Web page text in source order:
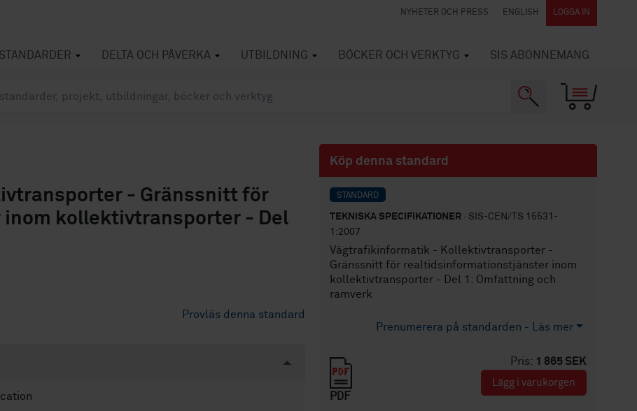
NYHETER OCH PRESS ENGLISH LOGGA IN
STANDARDER DELTA OCH PÅVERKA UTBILDNING BÖCKER OCH VERKTYG SIS ABONNEMANG
- Gränssnitt för
kollektivtransporter - Del
Provläs denna standard
Köp denna standard
STANDARD
TEKNISKA SPECIFIKATIONER · SIS-CEN/TS 15531-
1:2007
Vägtrafikinformatik - Kollektivtransporter -
Gränssnitt för realtidsinformationstjänster inom
kollektivtransporter - Del 1: Omfattning och
ramverk
Prenumerera på standarden - Läs mer
Pris: 1 865 SEK
PDF
Lägg i varukorgen